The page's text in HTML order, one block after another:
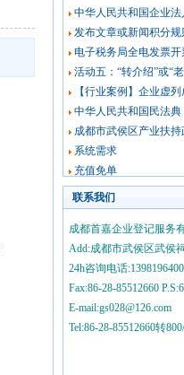
中华人民共和国企业法
发布文章或新闻积分规
电子税务局全电发票开
活动五：“转介绍”或“
【行业案例】企业虚
中华人民共和国民法典
成都市武侯区产业扶持
系统需求
充值免单
联系我们
成都首嘉企业登记服务
Add:成都市武侯区武侯
24h咨询电话
Fax:86-28-85512660
E-mail:gs028@126.com
Tel:86-28-85512660转